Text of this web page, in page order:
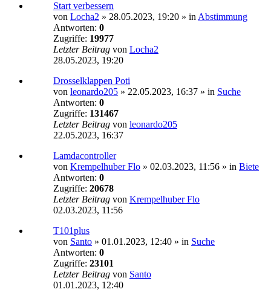
Start verbessern
von Locha2 » 28.05.2023, 19:20 » in Abstimmung
Antworten: 0
Zugriffe: 19977
Letzter Beitrag von Locha2
28.05.2023, 19:20
Drosselklappen Poti
von leonardo205 » 22.05.2023, 16:37 » in Suche
Antworten: 0
Zugriffe: 131467
Letzter Beitrag von leonardo205
22.05.2023, 16:37
Lamdacontroller
von Krempelhuber Flo » 02.03.2023, 11:56 » in Biete
Antworten: 0
Zugriffe: 20678
Letzter Beitrag von Krempelhuber Flo
02.03.2023, 11:56
T101plus
von Santo » 01.01.2023, 12:40 » in Suche
Antworten: 0
Zugriffe: 23101
Letzter Beitrag von Santo
01.01.2023, 12:40